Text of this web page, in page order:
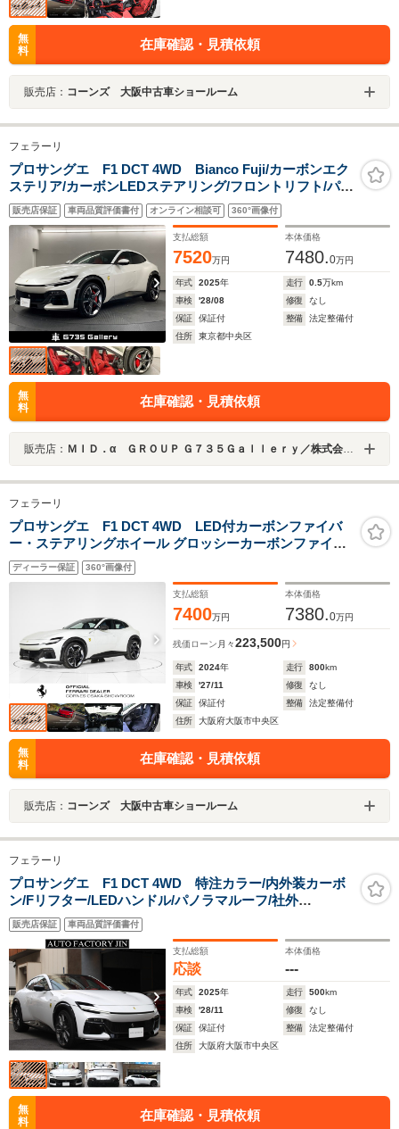
無
料
在庫確認・見積依頼
販売店： コーンズ 大阪中古車ショールーム
フェラーリ
プロサングエ F1 DCT 4WD Bianco Fuji/カーボンエク
ステリア/カーボンLEDステアリング/フロントリフト/パノ
ラマルーフ/マッサージシート/フロントPPF
販売店保証 車両品質評価書付 オンライン相談可 360°画像付
支払総額
7520万円
本体価格
7480.0万円
年式 2025年 走行 0.5万km
車検
'28/08 修復
なし
保証
保証付 整備
法定整備付
住所
東京都中央区
無
料
在庫確認・見積依頼
販売店： ＭＩＤ．α ＧＲＯＵＰ Ｇ７３５Ｇａｌｌｅｒｙ／株式会社ＭＩＤネットワーク
フェラーリ
プロサングエ F1 DCT 4WD LED付カーボンファイバ
ー・ステアリングホイール グロッシーカーボンファイバ
ー・アッパートンネル カーボンファイバー・フロントス
ポイラー カーボンファイバー・アウターシルカバー
ディーラー保証 360°画像付
支払総額
7400万円
本体価格
7380.0万円
残価ローン 月々223,500円
年式 2024年 走行 800km
車検
'27/11 修復
なし
保証
保証付 整備
法定整備付
住所
大阪府大阪市中央区
無
料
在庫確認・見積依頼
販売店： コーンズ 大阪中古車ショールーム
フェラーリ
プロサングエ F1 DCT 4WD 特注カラー/内外装カーボ
ン/Fリフター/LEDハンドル/パノラマルーフ/社外
AW/HUD/パッセンジャーディスプレイ/ハイエンドオーデ
ィオ/360度カメラ/シートヒーター/デジミラ
販売店保証 車両品質評価書付
支払総額
応談
本体価格
---
年式 2025年 走行 500km
車検
'28/11 修復
なし
保証
保証付 整備
法定整備付
住所
大阪府大阪市中央区
無
料
在庫確認・見積依頼